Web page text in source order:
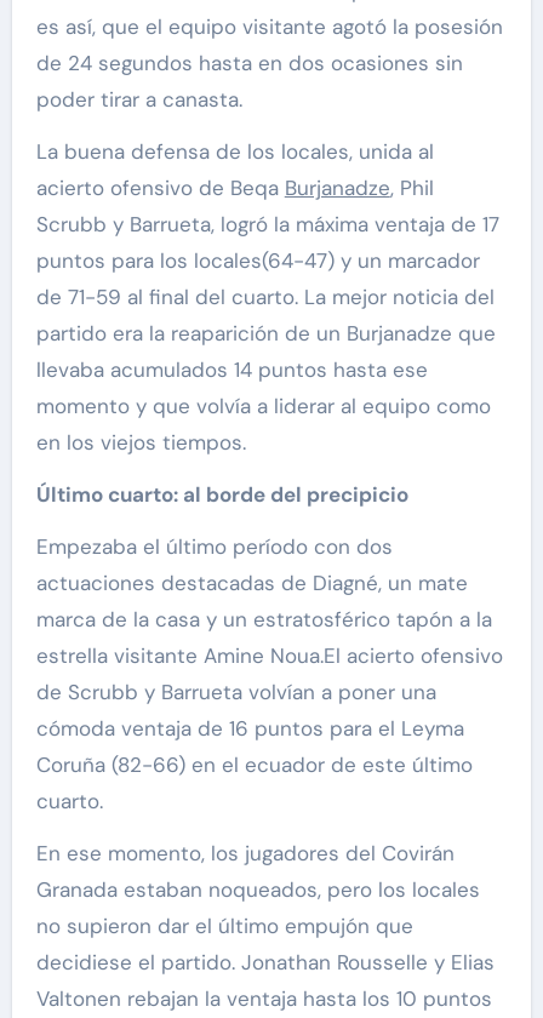
es así, que el equipo visitante agotó la posesión
de 24 segundos hasta en dos ocasiones sin
poder tirar a canasta.
La buena defensa de los locales, unida al
acierto ofensivo de Beqa Burjanadze, Phil
Scrubb y Barrueta, logró la máxima ventaja de 17
puntos para los locales(64-47) y un marcador
de 71-59 al final del cuarto. La mejor noticia del
partido era la reaparición de un Burjanadze que
llevaba acumulados 14 puntos hasta ese
momento y que volvía a liderar al equipo como
en los viejos tiempos.
Último cuarto: al borde del precipicio
Empezaba el último período con dos
actuaciones destacadas de Diagné, un mate
marca de la casa y un estratosférico tapón a la
estrella visitante Amine Noua.El acierto ofensivo
de Scrubb y Barrueta volvían a poner una
cómoda ventaja de 16 puntos para el Leyma
Coruña (82-66) en el ecuador de este último
cuarto.
En ese momento, los jugadores del Covirán
Granada estaban noqueados, pero los locales
no supieron dar el último empujón que
decidiese el partido. Jonathan Rousselle y Elias
Valtonen rebajan la ventaja hasta los 10 puntos